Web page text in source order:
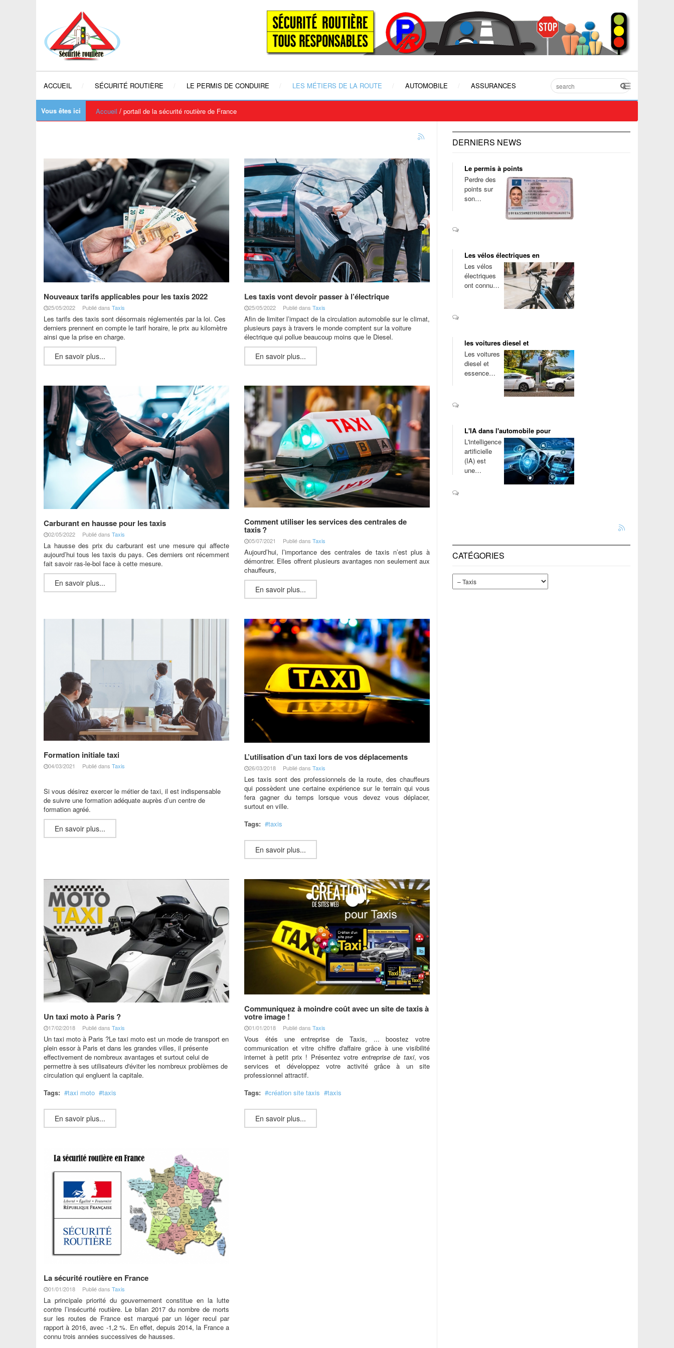
ACCUEIL SÉCURITÉ ROUTIÈRE LE PERMIS DE CONDUIRE LES MÉTIERS DE LA ROUTE AUTOMOBILE ASSURANCES
Vous êtes ici Accueil / portail de la sécurité routière de France
Nouveaux tarifs applicables pour les taxis 2022
25/05/2022 Publié dans Taxis
Les tarifs des taxis sont désormais réglementés par la loi. Ces
derniers prennent en compte le tarif horaire, le prix au kilomètre
ainsi que la prise en charge.
En savoir plus...
Les taxis vont devoir passer à l’électrique
25/05/2022 Publié dans Taxis
Afin de limiter l’impact de la circulation automobile sur le climat,
plusieurs pays à travers le monde comptent sur la voiture
électrique qui pollue beaucoup moins que le Diesel.
En savoir plus...
Carburant en hausse pour les taxis
02/05/2022 Publié dans Taxis
La hausse des prix du carburant est une mesure qui affecte
aujourd’hui tous les taxis du pays. Ces derniers ont récemment
fait savoir ras-le-bol face à cette mesure.
En savoir plus...
Comment utiliser les services des centrales de
taxis ?
05/07/2021 Publié dans Taxis
Aujourd’hui, l’importance des centrales de taxis n’est plus à
démontrer. Elles offrent plusieurs avantages non seulement aux
chauffeurs,
En savoir plus...
Formation initiale taxi
04/03/2021 Publié dans Taxis
Si vous désirez exercer le métier de taxi, il est indispensable
de suivre une formation adéquate auprès d’un centre de
formation agréé.
En savoir plus...
L’utilisation d’un taxi lors de vos déplacements
26/03/2018 Publié dans Taxis
Les taxis sont des professionnels de la route, des chauffeurs
qui possèdent une certaine expérience sur le terrain qui vous
fera gagner du temps lorsque vous devez vous déplacer,
surtout en ville.
Tags:
taxis
En savoir plus...
Un taxi moto à Paris ?
17/02/2018 Publié dans Taxis
Un taxi moto à Paris ?Le taxi moto est un mode de transport en
plein essor à Paris et dans les grandes villes, il présente
effectivement de nombreux avantages et surtout celui de
permettre à ses utilisateurs d'éviter les nombreux problèmes de
circulation qui engluent la capitale.
Tags:
taxi moto taxis
En savoir plus...
Communiquez à moindre coût avec un site de taxis à
votre image !
01/01/2018 Publié dans Taxis
Vous étés une entreprise de Taxis, ... boostez votre
communication et vitre chiffre d'affaire grâce à une visibilité
internet à petit prix ! Présentez votre entreprise de taxi, vos
services et développez votre activité grâce à un site
professionnel attractif.
Tags:
création site taxis taxis
En savoir plus...
La sécurité routière en France
01/01/2018 Publié dans Taxis
La principale priorité du gouvernement constitue en la lutte
contre l’insécurité routière. Le bilan 2017 du nombre de morts
sur les routes de France est marqué par un léger recul par
rapport à 2016, avec -1,2 %. En effet, depuis 2014, la France a
connu trois années successives de hausses.
DERNIERS NEWS
Le permis à points
Perdre des
points sur
son…
Les vélos électriques en
Les vélos
électriques
ont connu…
les voitures diesel et
Les voitures
diesel et
essence…
L'IA dans l'automobile pour
L'intelligence
artificielle
(IA) est
une…
CATÉGORIES